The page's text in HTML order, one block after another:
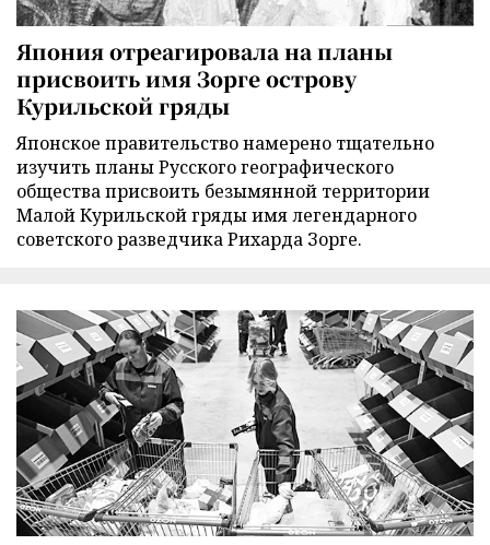
Япония отреагировала на планы
присвоить имя Зорге острову
Курильской гряды
Японское правительство намерено тщательно
изучить планы Русского географического
общества присвоить безымянной территории
Малой Курильской гряды имя легендарного
советского разведчика Рихарда Зорге.